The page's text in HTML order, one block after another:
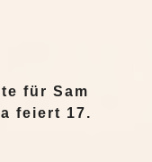
für Sam
feiert 17.